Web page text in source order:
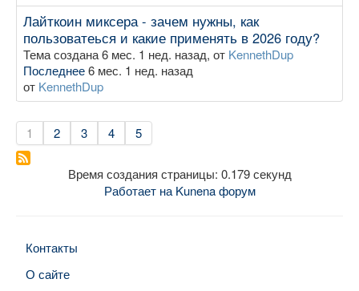
Лайткоин миксера - зачем нужны, как
пользоватеься и какие применять в 2026 году?
Тема создана 6 мес. 1 нед. назад, от KennethDup
Последнее6 мес. 1 нед. назад
от KennethDup
1 2 3 4 5
Время создания страницы: 0.179 секунд
Работает на Kunena форум
Контакты
О сайте